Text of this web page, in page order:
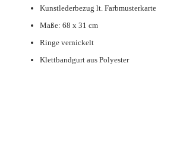
Kunstlederbezug lt. Farbmusterkarte
Maße: 68 x 31 cm
Ringe vernickelt
Klettbandgurt aus Polyester